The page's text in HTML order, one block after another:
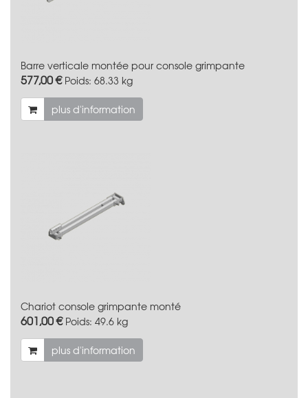
Barre verticale montée pour console grimpante
577,00 € Poids: 68.33 kg
plus d'information
Chariot console grimpante monté
601,00 € Poids: 49.6 kg
plus d'information